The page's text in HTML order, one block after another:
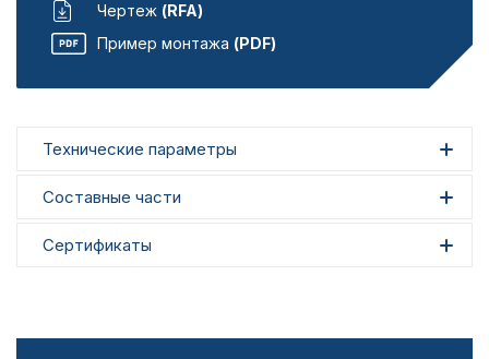
Чертеж (RFA)
Пример монтажа (PDF)
Технические параметры
Составные части
Сертификаты